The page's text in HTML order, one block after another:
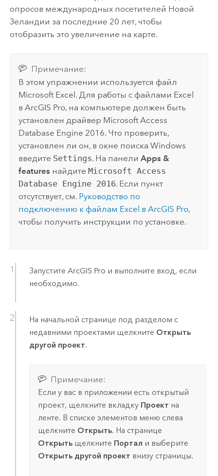
опросов международных посетителей Новой
Зеландии за последние 20 лет, чтобы
отобразить это увеличение на карте.
Примечание:
В этом упражнении используется файл
Microsoft Excel. Для работы с файлами Excel
вArcGIS Pro, на компьютере должен быть
установлен драйвер Microsoft Access
Database Engine 2016. Что проверить,
установлен ли он, в окне поискаWindows
введите Settings. На панелиApps &
features найдитеMicrosoft Access
Database Engine 2016. Если пункт
отсутствует, см. Руководство по
подключению к файлам Excel вArcGIS Pro,
чтобы получить инструкции по установке.
Запустите ArcGIS Pro и выполните вход, если
необходимо.
На начальной странице под разделом с
недавними проектами щелкните Открыть
другой проект.
Примечание:
Если у вас в приложении есть открытый
проект, щелкните вкладку Проект на
ленте. В списке элементов меню слева
щелкните Открыть. На странице
Открытьщелкните Портал и выберите
Открыть другой проект внизу страницы.